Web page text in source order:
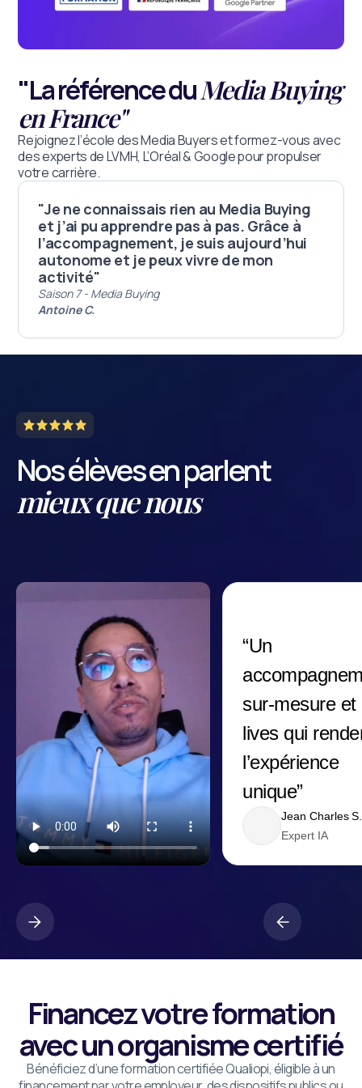
"La référence duMedia Buying
en France"
Rejoignez l’école des Media Buyers et formez-vous avec
des experts de LVMH, L’Oréal & Google pour propulser
votre carrière.
"Je ne connaissais rien au Media Buying
et j’ai pu apprendre pas à pas. Grâce à
l’accompagnement, je suis aujourd’hui
autonome et je peux vivre de mon
activité"
Saison 7 - Media Buying
Antoine C.
Nos élèves en parlent
mieux que nous
“Un
sur-mesure et
lives qui
l’expérience
unique”
Jean Charles S.
Expert IA
Financez votre formation
avec un organisme certifié
Bénéficiez d’une formation certifiée Qualiopi, éligible à un